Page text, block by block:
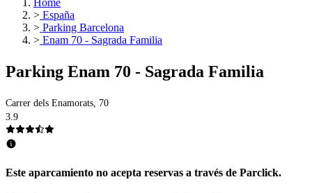
Home
> España
> Parking Barcelona
> Enam 70 - Sagrada Familia
Parking Enam 70 - Sagrada Familia
Carrer dels Enamorats, 70
3.9
Este aparcamiento no acepta reservas a través de Parclick.